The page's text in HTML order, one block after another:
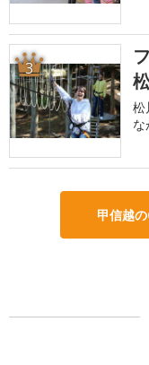
3
松
甲信越